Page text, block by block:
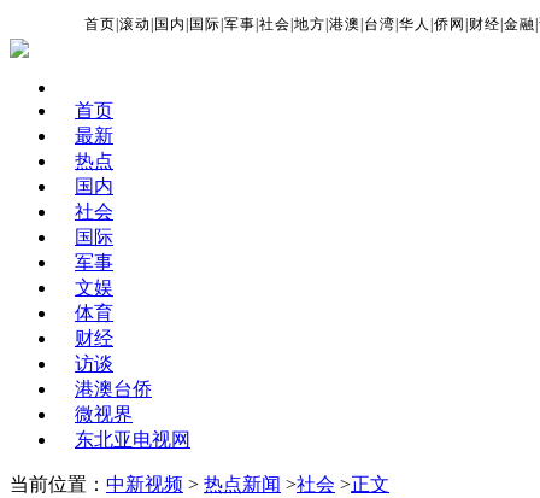
首页 |滚动 国内 国际 |军事 |社会 |地方 |港澳 台湾 |华人 |侨网 财经 |金融 |
首页
最新
热点
国内
社会
国际
军事
文娱
体育
财经
访谈
港澳台侨
微视界
东北亚电视网
当前位置： 中新视频 > 热点新闻 >社会 >正文